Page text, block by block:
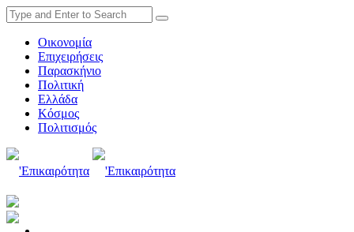
Οικονομία
Επιχειρήσεις
Παρασκήνιο
Πολιτική
Ελλάδα
Κόσμος
Πολιτισμός